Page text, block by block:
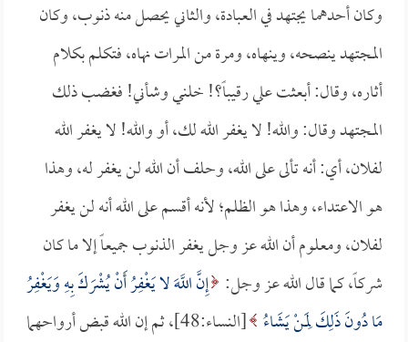
وكان أحدهما يجتهد في العبادة، والثاني يحصل منه ذنوب، وكان
المجتهد ينصحه، وينهاه، ومرة من المرات نهاه، فتكلم بكلام
أثاره، وقال: أبعثت علي رقيباً؟! خلني وشأني! فغضب ذلك
المجتهد وقال: والله! لا يغفر الله لك، أو والله! لا يغفر الله
لفلان، أي: أنه تألى على الله، وحلف أن الله لن يغفر له، وهذا
هو الاعتداء، وهذا هو الظلم؛ لأنه أقسم على الله أنه لن يغفر
لفلان، ومعلوم أن الله عز وجل يغفر الذنوب جميعاً إلا ما كان
شركاً، كما قال الله عز وجل: إِنَّ اللَّهَ لا يَغْفِرُ أَنْ يُشْرَكَ بِهِ وَيَغْفِرُ
مَا دُونَ ذَلِكَ لِمَنْ يَشَاءُ
[النساء:48]، ثم إن الله قبض أرواحهما